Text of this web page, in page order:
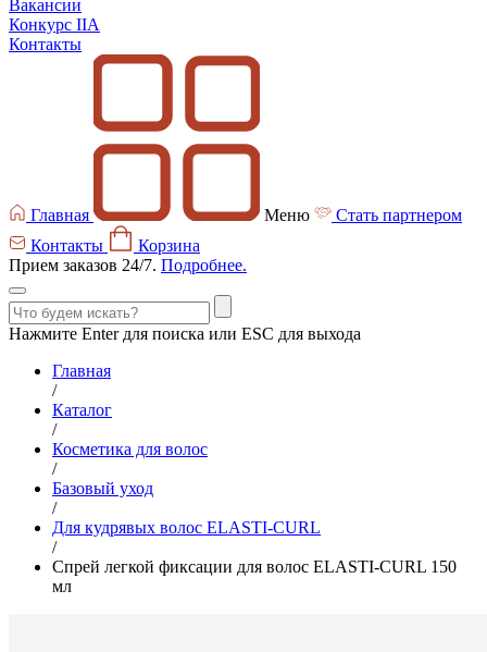
Вакансии
Конкурс IIA
Контакты
Главная Меню
Стать партнером
Контакты
Корзина
Прием заказов 24/7. Подробнее.
Нажмите Enter для поиска или ESC для выхода
Главная
/
Каталог
/
Косметика для волос
/
Базовый уход
/
Для кудрявых волос ELASTI-CURL
/
Спрей легкой фиксации для волос ELASTI-CURL 150
мл